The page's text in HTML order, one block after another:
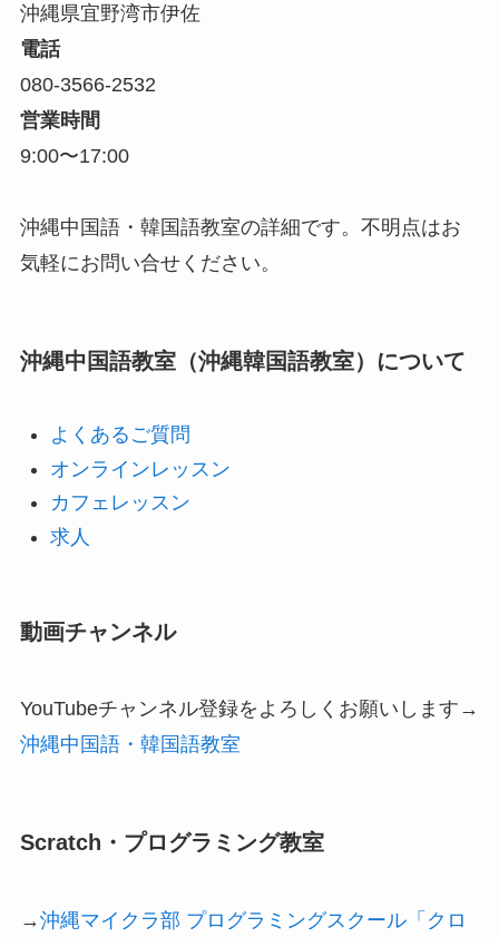
沖縄県宜野湾市伊佐
電話
080-3566-2532
営業時間
9:00〜17:00
沖縄中国語・韓国語教室の詳細です。不明点はお
気軽にお問い合せください。
沖縄中国語教室（沖縄韓国語教室）について
よくあるご質問
オンラインレッスン
カフェレッスン
求人
動画チャンネル
YouTubeチャンネル登録をよろしくお願いします→
沖縄中国語・韓国語教室
Scratch・プログラミング教室
→沖縄マイクラ部 プログラミングスクール「クロ